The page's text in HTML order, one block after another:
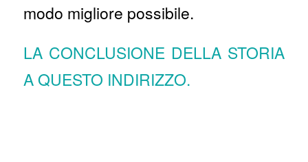
modo migliore possibile.
LA CONCLUSIONE DELLA STORIA
A QUESTO INDIRIZZO.